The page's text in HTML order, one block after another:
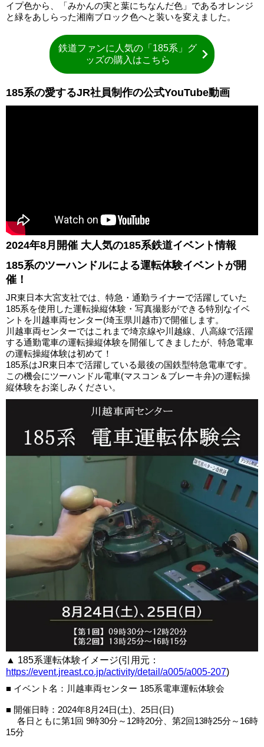
イプ色から、「みかんの実と葉にちなんだ色」であるオレンジ
と緑をあしらった湘南ブロック色へと装いを変えました。
鉄道ファンに人気の「185系」グ
ッズの購入はこちら
185系の愛するJR社員制作の公式YouTube動画
2024年8月開催 大人気の185系鉄道イベント情報
185系のツーハンドルによる運転体験イベントが開
催！
JR東日本大宮支社では、特急・通勤ライナーで活躍していた
185系を使用した運転操縦体験・写真撮影ができる特別なイベ
ントを川越車両センター(埼玉県川越市)で開催します。
川越車両センターではこれまで埼京線や川越線、八高線で活躍
する通勤電車の運転操縦体験を開催してきましたが、特急電車
の運転操縦体験は初めて！
185系はJR東日本で活躍している最後の国鉄型特急電車です。
この機会にツーハンドル電車(マスコン＆ブレーキ弁)の運転操
縦体験をお楽しみください。
▲ 185系運転体験イメージ(引用元：
https://event.jreast.co.jp/activity/detail/a005/a005-207)
■ イベント名：川越車両センター 185系電車運転体験会
■ 開催日時：2024年8月24日(土)、25日(日)
各日ともに第1回 9時30分～12時20分、第2回13時25分～16時
15分